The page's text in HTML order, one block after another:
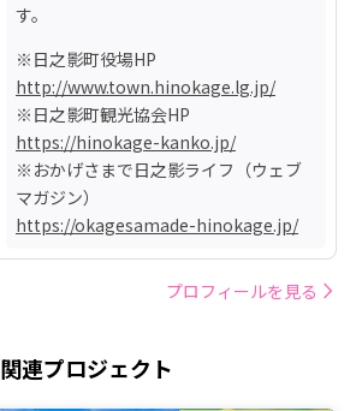
す。
http://www.town.hinokage.lg.jp/
https://hinokage-kanko.jp/
※おかげさまで日之影ライフ（ウェブ
https://okagesamade-hinokage.jp/
プロフィールを見る
関連プロジェクト